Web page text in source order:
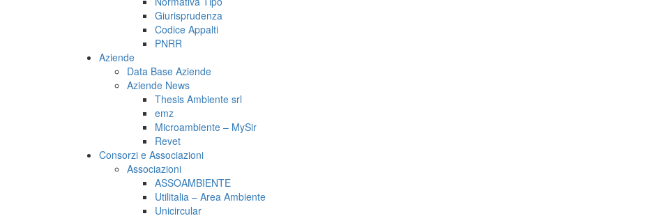
Giurisprudenza
Codice Appalti
PNRR
Aziende
Data Base Aziende
Aziende News
Thesis Ambiente srl
emz
Microambiente – MySir
Revet
Consorzi e Associazioni
Associazioni
ASSOAMBIENTE
Utilitalia – Area Ambiente
Unicircular